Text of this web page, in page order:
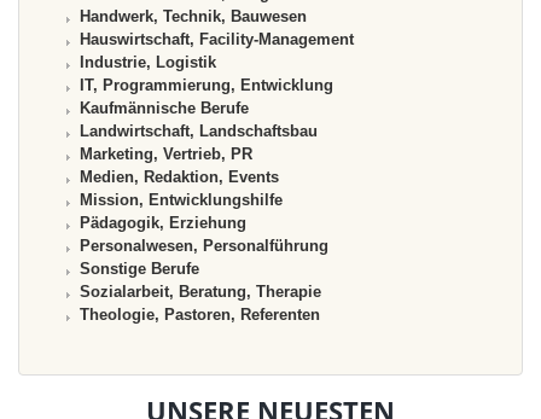
Handwerk, Technik, Bauwesen
Hauswirtschaft, Facility-Management
Industrie, Logistik
IT, Programmierung, Entwicklung
Kaufmännische Berufe
Landwirtschaft, Landschaftsbau
Marketing, Vertrieb, PR
Medien, Redaktion, Events
Mission, Entwicklungshilfe
Pädagogik, Erziehung
Personalwesen, Personalführung
Sonstige Berufe
Sozialarbeit, Beratung, Therapie
Theologie, Pastoren, Referenten
UNSERE NEUESTEN